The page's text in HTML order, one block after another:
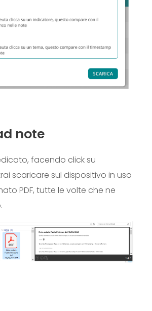
note
facendo click su
scaricare sul dispositivo in uso
PDF, tutte le volte che ne